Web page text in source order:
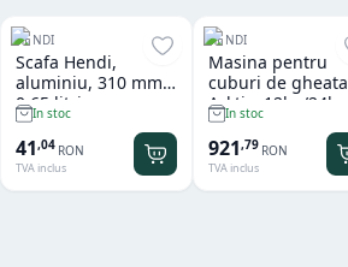
HENDI
Scafa Hendi,
aluminiu, 310 mm,
0.65 litri
In stoc
41,04 RON
TVA inclus
HENDI
Masina pentru
cuburi de gheata
Arktic, 12kg/24h
In stoc
921,79 RON
TVA inclus